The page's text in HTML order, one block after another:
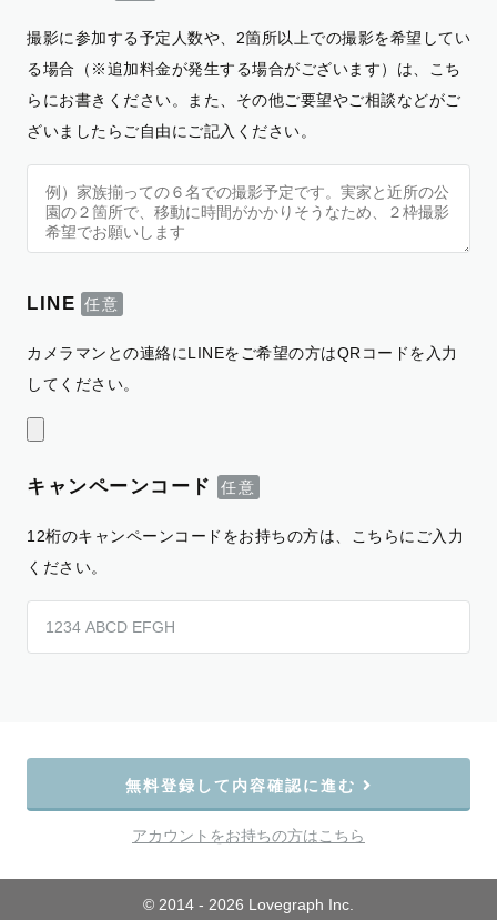
撮影に参加する予定人数や、2箇所以上での撮影を希望してい
る場合（※追加料金が発生する場合がございます）は、こち
らにお書きください。また、その他ご要望やご相談などがご
ざいましたらご自由にご記入ください。
LINE
カメラマンとの連絡にLINEをご希望の方はQRコードを入力
してください。
キャンペーンコード
12桁のキャンペーンコードをお持ちの方は、こちらにご入力
ください。
無料登録して内容確認に進む
アカウントをお持ちの方はこちら
© 2014 - 2026 Lovegraph Inc.